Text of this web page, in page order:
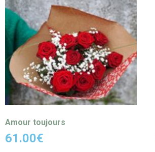
Amour toujours
61.00€